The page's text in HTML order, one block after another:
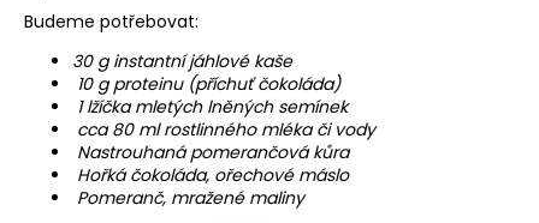
Budeme potřebovat:
30 g instantní jáhlové kaše
10 g proteinu (příchuť čokoláda)
1 lžíčka mletých lněných semínek
cca 80 ml rostlinného mléka či vody
Nastrouhaná pomerančová kůra
Hořká čokoláda, ořechové máslo
Pomeranč, mražené maliny